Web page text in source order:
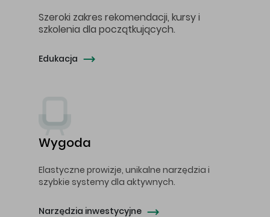
Szeroki zakres rekomendacji, kursy i
szkolenia dla początkujących.
Edukacja
Wygoda
Elastyczne prowizje, unikalne narzędzia i
szybkie systemy dla aktywnych.
Narzędzia inwestycyjne